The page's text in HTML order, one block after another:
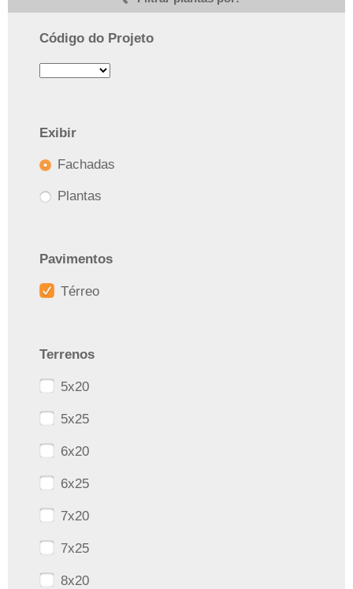
Código do Projeto
Exibir
Fachadas
Plantas
Pavimentos
Térreo
Terrenos
5x20
5x25
6x20
6x25
7x20
7x25
8x20